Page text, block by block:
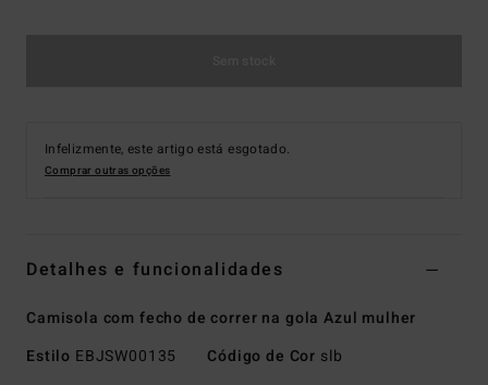
Infelizmente, este artigo está esgotado.
Comprar outras opções
Detalhes e funcionalidades
Camisola com fecho de correr na gola Azul mulher
Estilo EBJSW00135 Código de Cor slb